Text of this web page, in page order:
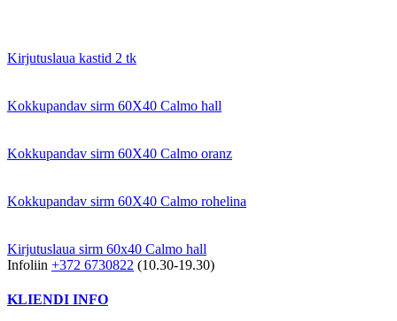
Kirjutuslaua kastid 2 tk
Kokkupandav sirm 60X40 Calmo hall
Kokkupandav sirm 60X40 Calmo oranz
Kokkupandav sirm 60X40 Calmo rohelina
Kirjutuslaua sirm 60x40 Calmo hall
Infoliin +372 6730822 (10.30-19.30)
KLIENDI INFO